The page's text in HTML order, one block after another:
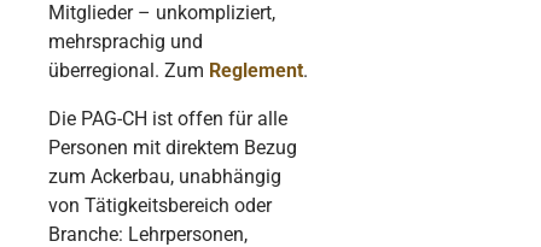
Mitglieder – unkompliziert,
mehrsprachig und
überregional. Zum Reglement.
Die PAG-CH ist offen für alle
Personen mit direktem Bezug
zum Ackerbau, unabhängig
von Tätigkeitsbereich oder
Branche: Lehrpersonen,